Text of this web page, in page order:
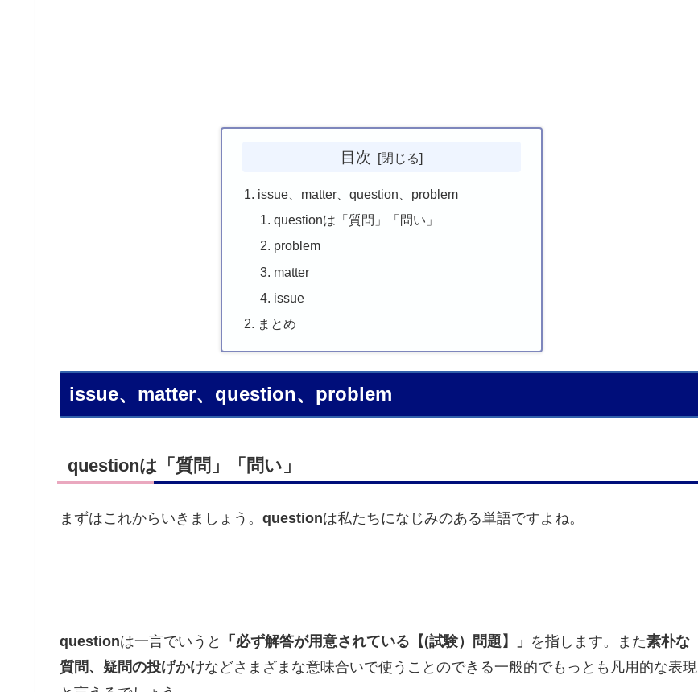
目次
issue、matter、question、problem
questionは「質問」「問い」
problem
matter
issue
まとめ
issue、matter、question、problem
questionは「質問」「問い」
まずはこれからいきましょう。 questionは私たちになじみのある単語ですよね。
questionは一言でいうと 「必ず解答が用意されている【(試験）問題】」 を指します。また素朴な
質問、疑問の投げかけなどさまざまな意味合いで使うことのできる一般的でもっとも凡用的な表現